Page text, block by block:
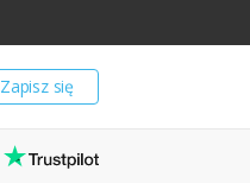
Zapisz się